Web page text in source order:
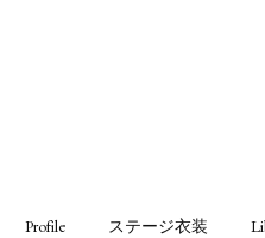
Profile ステージ衣装